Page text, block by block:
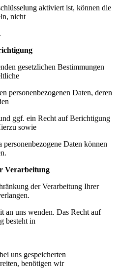
aktiviert ist, können die
nicht
gesetzlichen Bestimmungen
personenbezogenen Daten, deren
ggf. ein Recht auf Berichtigung
sowie
Daten können
Verarbeitung
der Verarbeitung Ihrer
an uns wenden. Das Recht auf
besteht in
uns gespeicherten
benötigen wir